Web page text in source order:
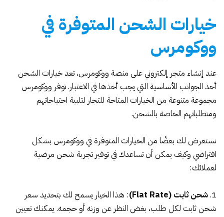
خيارات الشحن المتوفرة في
ووكومرس
عند إنشاء متجر إلكتروني على منصة ووكومرس، تعد خيارات الشحن
أحد الجوانب الأساسية التي يجب أخذها في الاعتبار. توفر ووكومرس
مجموعة متنوعة من الخيارات المتاحة للتجار لتلبية احتياجاتهم
ومتطلباتهم الخاصة بالشحن.
نستعرض لك بعضًا من الخيارات المتوفرة في ووكومرس بشكل
افتراضي وكيف يمكن أن تساعدك في توفير تجربة شحن مرضية
لعملائك:
شحن ثابت (Flat Rate)
: هذا الخيار يسمح لك بتحديد سعر
شحن ثابت لكل طلب، بغض النظر عن وزنه أو حجمه. يمكنك تعيين